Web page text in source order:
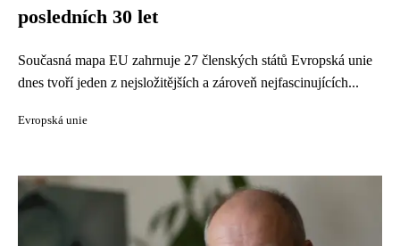
posledních 30 let
Současná mapa EU zahrnuje 27 členských států Evropská unie
dnes tvoří jeden z nejsložitějších a zároveň nejfascinujících...
Evropská unie